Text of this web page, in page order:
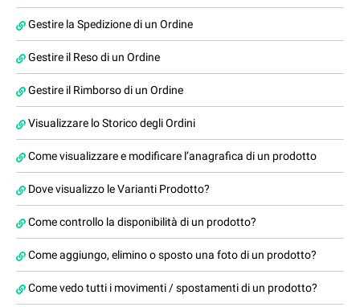
Gestire la Spedizione di un Ordine
Gestire il Reso di un Ordine
Gestire il Rimborso di un Ordine
Visualizzare lo Storico degli Ordini
Come visualizzare e modificare l’anagrafica di un prodotto
Dove visualizzo le Varianti Prodotto?
Come controllo la disponibilità di un prodotto?
Come aggiungo, elimino o sposto una foto di un prodotto?
Come vedo tutti i movimenti / spostamenti di un prodotto?